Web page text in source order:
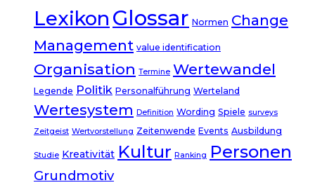
Lexikon Glossar Normen Change
Management value identification
Organisation Termine Wertewandel
Legende Politik Personalführung Werteland
Wertesystem Definition Wording Spiele surveys
Zeitgeist Wertvorstellung Zeitenwende Events Ausbildung
Studie Kreativität Kultur Ranking Personen
Grundmotiv